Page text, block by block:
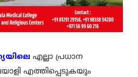
എല്ലാ പ്രധാന
എത്തിപ്പെടുകയും